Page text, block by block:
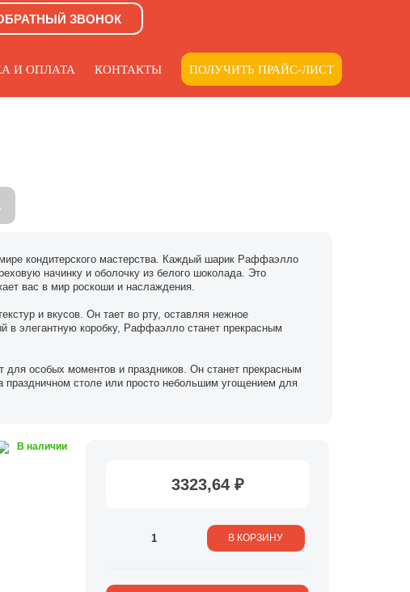
ЗВОНОК
И ОПЛАТА КОНТАКТЫ ПОЛУЧИТЬ ПРАЙС-ЛИСТ
кондитерского мастерства. Каждый шарик Раффаэлло
начинку и оболочку из белого шоколада. Это
вас в мир роскоши и наслаждения.
и вкусов. Он тает во рту, оставляя нежное
в элегантную коробку, Раффаэлло станет прекрасным
особых моментов и праздников. Он станет прекрасным
столе или просто небольшим угощением для
В наличии
3323,64 ₽
В КОРЗИНУ